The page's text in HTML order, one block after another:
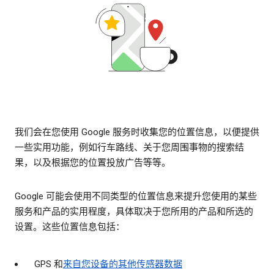
我们会在您使用 Google 服务时收集您的位置信息，以便提供
一些实用功能，例如行车路线、关于您周围事物的搜索结
果，以及根据您的位置投放广告等等。
Google 可能会使用不同类型的位置信息来提升您使用的某些
服务和产品的实用程度，具体取决于您所用的产品和所选的
设置。这些位置信息包括：
GPS 和来自您设备的其他传感器数据